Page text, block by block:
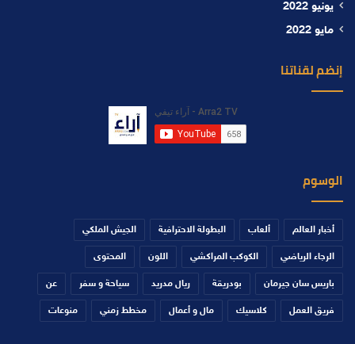
يونيو 2022
مايو 2022
إنضم لقناتنا
الوسوم
أخبار العالم ألعاب البطولة الاحترافية الجيش الملكي
الرجاء الرياضي الكوكب المراكشي اللون المحتوى
باريس سان جيرمان بودريقة ريال مدريد سياحة و سفر عن
فريق العمل كلاسيك مال و أعمال مخطط زمني منوعات